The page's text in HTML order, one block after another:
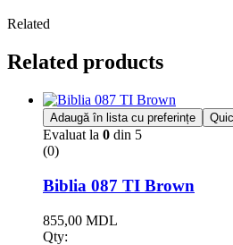
Related
Related products
Adaugă în lista cu preferințe
Evaluat la 0 din 5
(0)
Biblia 087 TI Brown
855,00 MDL
Qty: